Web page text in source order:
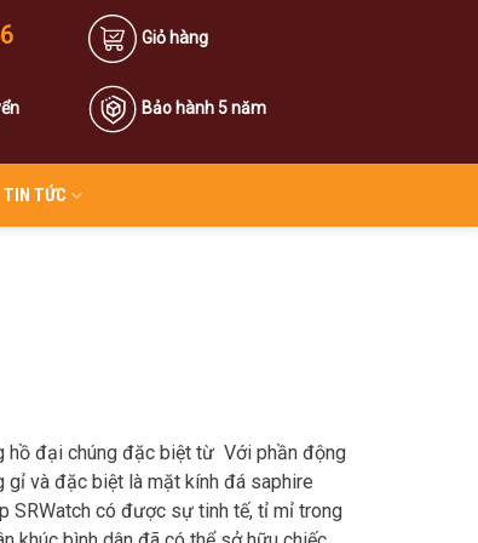
Giỏ hàng
Bảo hành 5 năm
TIN TỨC
hồ đại chúng đặc biệt từ Với phần động
và đặc biệt là mặt kính đá saphire
SRWatch có được sự tinh tế, tỉ mỉ trong